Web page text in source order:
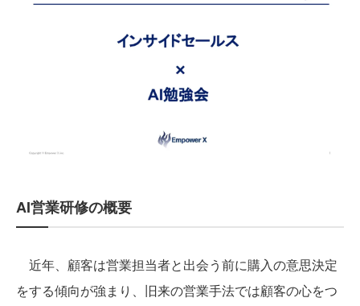
AI営業研修の概要
近年、顧客は営業担当者と出会う前に購入の意思決定
をする傾向が強まり、旧来の営業手法では顧客の心をつ